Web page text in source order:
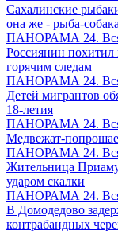
Сахалинские
она же - рыба-собака
ПАНОРАМА 24. Вся
Россиянин похитил
горячим следам
ПАНОРАМА 24. Вся
Детей мигрантов
18-летия
ПАНОРАМА 24. Вся
Медвежат-
ПАНОРАМА 24. Вся
Жительница
ударом скалки
ПАНОРАМА 24. Вся
В Домодедово
контрабандных